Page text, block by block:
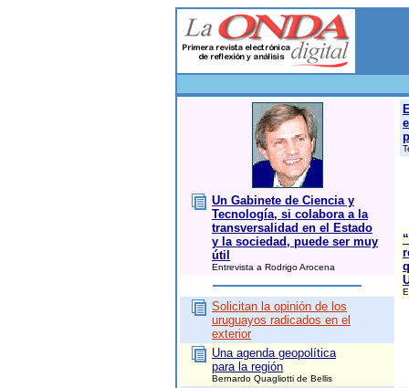
Un Gabinete de Ciencia y
Tecnología, si colabora a la
transversalidad en el Estado
y la sociedad, puede ser muy
útil
Entrevista a Rodrigo Arocena
Solicitan la opinión de los
uruguayos radicados en el
exterior
Una agenda geopolítica
para la región
Bernardo Quagliotti de Bellis